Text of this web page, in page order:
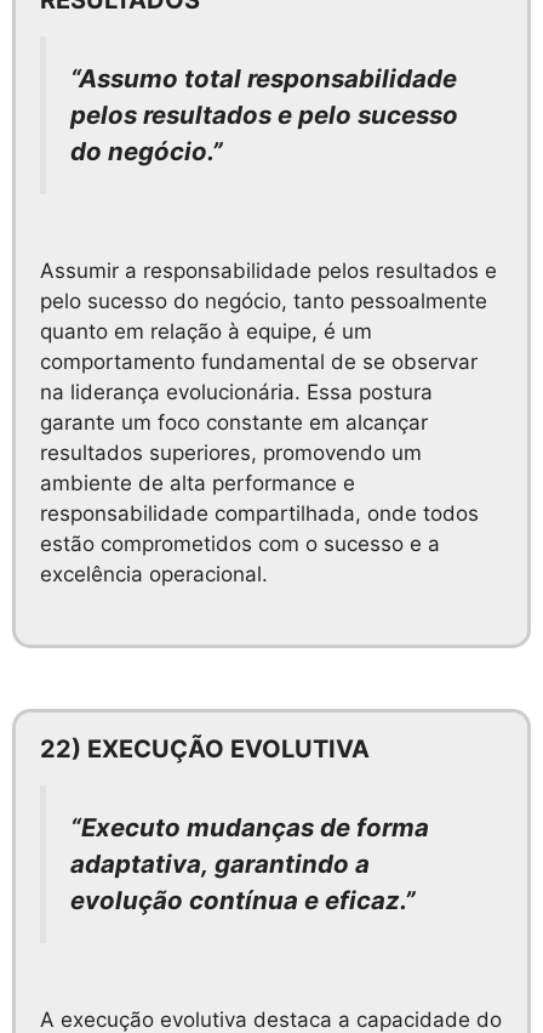
“Assumo total responsabilidade
pelos resultados e pelo sucesso
do negócio.”
Assumir a responsabilidade pelos resultados e
pelo sucesso do negócio, tanto pessoalmente
quanto em relação à equipe, é um
comportamento fundamental de se observar
na liderança evolucionária. Essa postura
garante um foco constante em alcançar
resultados superiores, promovendo um
ambiente de alta performance e
responsabilidade compartilhada, onde todos
estão comprometidos com o sucesso e a
excelência operacional.
22) EXECUÇÃO EVOLUTIVA
“Executo mudanças de forma
adaptativa, garantindo a
evolução contínua e eficaz.”
A execução evolutiva destaca a capacidade do